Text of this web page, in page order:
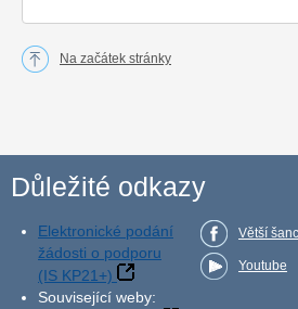
Na začátek stránky
Důležité odkazy
Elektronické podání
žádosti o podporu
(IS KP21+)
Související weby:
Větší
Youtube